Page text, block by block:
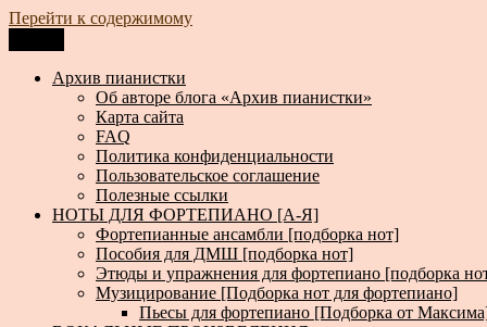
Перейти к содержимому
Архив пианистки
Всё для пианистов: ноты, книги, музыка, статьи…
Архив пианистки
Об авторе блога «Архив пианистки»
Карта сайта
FAQ
Политика конфиденциальности
Пользовательское соглашение
Полезные ссылки
НОТЫ ДЛЯ ФОРТЕПИАНО [А-Я]
Фортепианные ансамбли [подборка нот]
Пособия для ДМШ [подборка нот]
Этюды и упражнения для фортепиано [подборка
Музицирование [Подборка нот для фортепиано]
Пьесы для фортепиано [Подборка от